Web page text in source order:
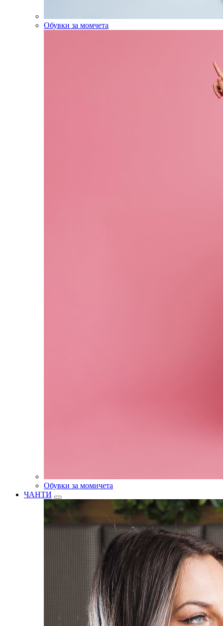
Обувки за момчета
Обувки за момичета
ЧАНТИ